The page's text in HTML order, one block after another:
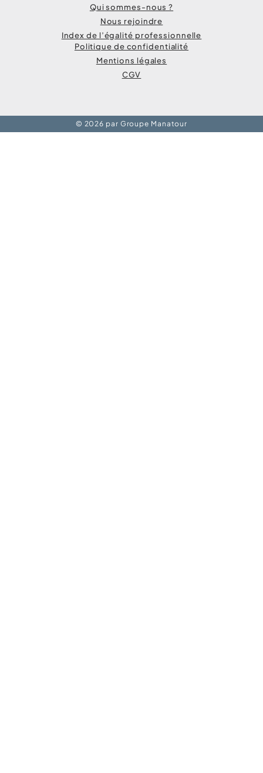
Qui sommes-nous ?
Nous rejoindre
Index de l’égalité professionnelle
Politique de confidentialité
Mentions légales
CGV
© 2026 par Groupe Manatour